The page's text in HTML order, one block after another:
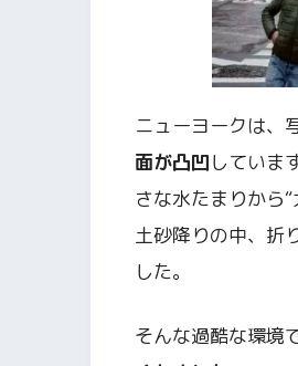
ニューヨークは、
面が凸凹していま
さな水たまりから
土砂降りの中、折
した。
そんな過酷な環境